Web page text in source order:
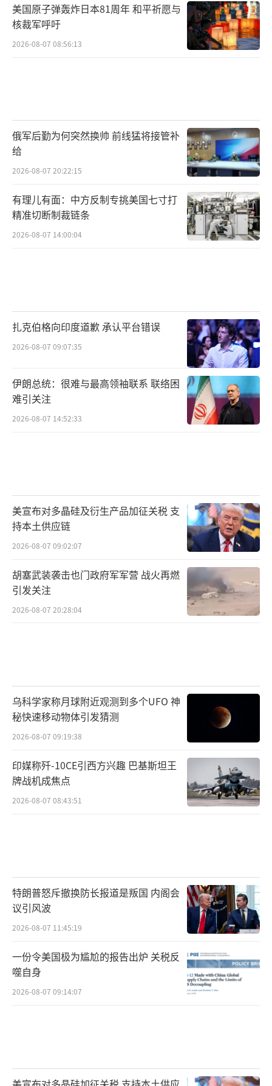
美国原子弹轰炸日本81周年 和平祈愿与
核裁军呼吁
2026-08-07 08:56:13
俄军后勤为何突然换帅 前线猛将接管补
给
2026-08-07 20:22:15
有理儿有面：中方反制专挑美国七寸打
精准切断制裁链条
2026-08-07 14:00:04
扎克伯格向印度道歉 承认平台错误
2026-08-07 09:07:35
伊朗总统：很难与最高领袖联系 联络困
难引关注
2026-08-07 14:52:33
美宣布对多晶硅及衍生产品加征关税 支
持本土供应链
2026-08-07 09:02:07
胡塞武装袭击也门政府军军营 战火再燃
引发关注
2026-08-07 20:28:04
乌科学家称月球附近观测到多个UFO 神
秘快速移动物体引发猜测
2026-08-07 09:19:38
印媒称歼-10CE引西方兴趣 巴基斯坦王
牌战机成焦点
2026-08-07 08:43:51
特朗普怒斥撤换防长报道是叛国 内阁会
议引风波
2026-08-07 11:45:19
一份令美国极为尴尬的报告出炉 关税反
噬自身
2026-08-07 09:14:07